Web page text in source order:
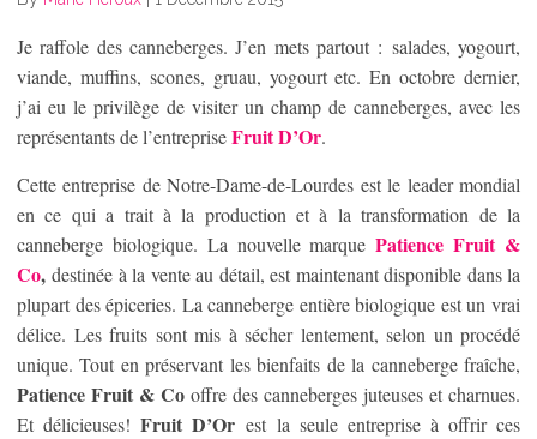
Je raffole des canneberges. J’en mets partout : salades, yogourt,
viande, muffins, scones, gruau, yogourt etc. En octobre dernier,
j’ai eu le privilège de visiter un champ de canneberges, avec les
représentants de l’entrepriseFruit D’Or.
Cette entreprise de Notre-Dame-de-Lourdes est le leader mondial
en ce qui a trait à la production et à la transformation de la
canneberge biologique. La nouvelle marquePatience Fruit &
Co, destinée à la vente au détail, est maintenant disponible dans la
plupart des épiceries. La canneberge entière biologique est un vrai
délice. Les fruits sont mis à sécher lentement, selon un procédé
unique. Tout en préservant les bienfaits de la canneberge fraîche,
Patience Fruit & Co offre des canneberges juteuses et charnues.
Et délicieuses!Fruit D’Or est la seule entreprise à offrir ces